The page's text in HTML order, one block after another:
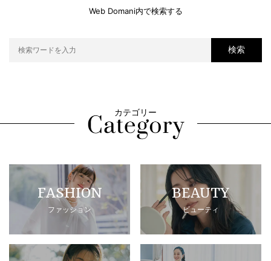
Web Domani内で検索する
検索
カテゴリー
FASHION
ファッション
BEAUTY
ビューティ